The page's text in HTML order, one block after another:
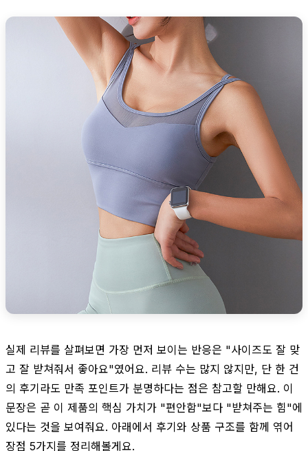
실제 리뷰를 살펴보면 가장 먼저 보이는 반응은 "사이즈도 잘 맞
고 잘 받쳐줘서 좋아요"였어요. 리뷰 수는 많지 않지만, 단 한 건
의 후기라도 만족 포인트가 분명하다는 점은 참고할 만해요. 이
문장은 곧 이 제품의 핵심 가치가 "편안함"보다 "받쳐주는 힘"에
있다는 것을 보여줘요. 아래에서 후기와 상품 구조를 함께 엮어
장점 5가지를 정리해볼게요.